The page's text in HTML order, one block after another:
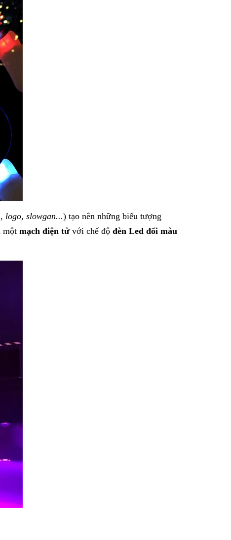
logo, slowgan...) tạo nên những biểu tượng
một mạch điện tử với chế độ đèn Led đổi màu